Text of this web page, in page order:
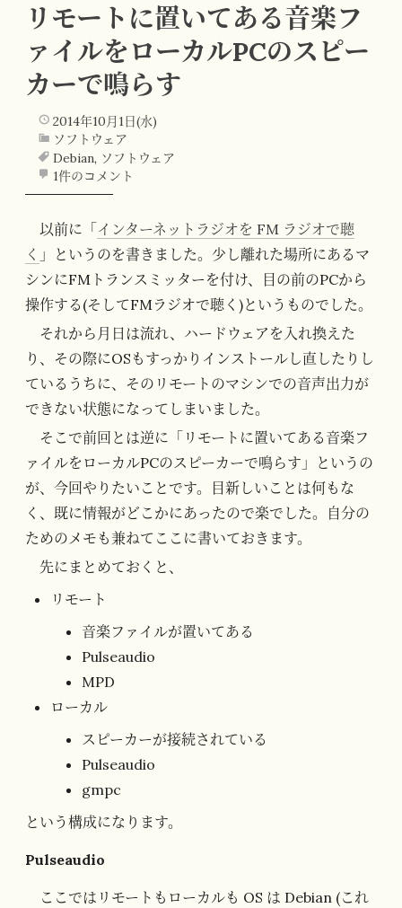
リモートに置いてある音楽フ
ァイルをローカルPCのスピー
カーで鳴らす
2014年10月1日(水)
ソフトウェア
Debian, ソフトウェア
1件のコメント
以前に「 インターネットラジオを FM ラジオで聴
く 」というのを書きました。少し離れた場所にあるマ
シンにFMトランスミッターを付け、目の前のPCから
操作する(そしてFMラジオで聴く)というものでした。
それから月日は流れ、ハードウェアを入れ換えた
り、その際にOSもすっかりインストールし直したりし
ているうちに、そのリモートのマシンでの音声出力が
できない状態になってしまいました。
そこで前回とは逆に「リモートに置いてある音楽フ
ァイルをローカルPCのスピーカーで鳴らす」というの
が、今回やりたいことです。目新しいことは何もな
く、既に情報がどこかにあったので楽でした。自分の
ためのメモも兼ねてここに書いておきます。
先にまとめておくと、
リモート
音楽ファイルが置いてある
Pulseaudio
MPD
ローカル
スピーカーが接続されている
Pulseaudio
gmpc
という構成になります。
Pulseaudio
ここではリモートもローカルも OS は Debian (これ